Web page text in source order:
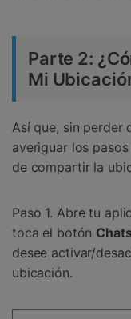
Parte 2:
Mi
Así que, sin perder
averiguar los
de compartir la
Paso 1. Abre tu
toca el botón
desee activar/
ubicación.